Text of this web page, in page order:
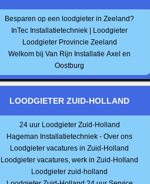
Besparen op een loodgieter in Zeeland?
InTec Installatietechniek | Loodgieter
Loodgieter Provincie Zeeland
Welkom bij Van Rijn Installatie Axel en
Oostburg
LOODGIETER ZUID-HOLLAND
24 uur Loodgieter Zuid-Holland
Hageman Installatietechniek - Over ons
Loodgieter vacatures in Zuid-Holland
Loodgieter vacatures, werk in Zuid-Holland
Loodgieter zuid-holland